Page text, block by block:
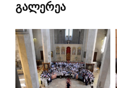
გალერეა